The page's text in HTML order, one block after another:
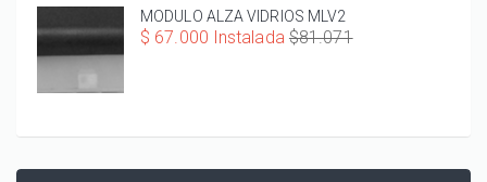
MODULO ALZA VIDRIOS MLV2
$ 67.000 Instalada $81.071